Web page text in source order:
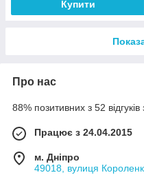
Купити
Про нас
88% позитивних з 52 відгуків
Працює з 24.04.2015
м. Дніпро
49018, вулиця